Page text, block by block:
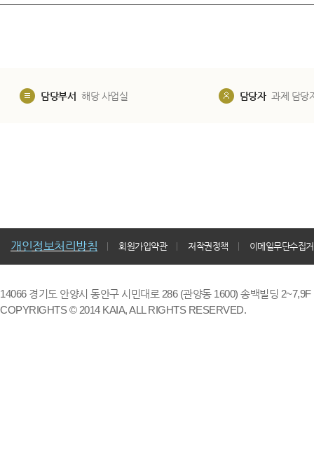
담당부서 해당 사업실 담당자 과제 담당
개인정보처리방침 회원가입약관 저작권정책 이메일무단수집
14066 경기도 안양시 동안구 시민대로 286 (관양동 1600) 송백빌딩
COPYRIGHTS © 2014 KAIA, ALL RIGHTS RESERVED.